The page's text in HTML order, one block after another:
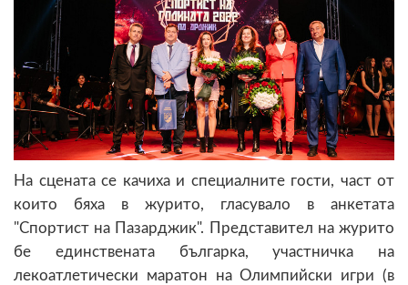
На сцената се качиха и специалните гости, част от
които бяха в журито, гласувало в анкетата
"Спортист на Пазарджик". Представител на журито
бе единствената българка, участничка на
лекоатлетически маратон на Олимпийски игри (в